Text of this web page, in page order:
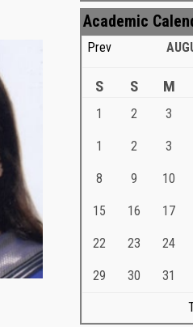
Md. Shafiullah
Md. Shafiullah Sarkar ,
Md.
Md. Shafiullah
Teacher
Academic
Prev
S S M
1 2 3
1 2 3
8 9 10
15 16 17
22 23 24
29 30 31